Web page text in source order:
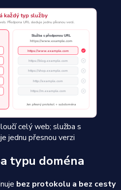
celý web; služba s
jednu přesnou verzi
typu doména
bez protokolu a bez cesty